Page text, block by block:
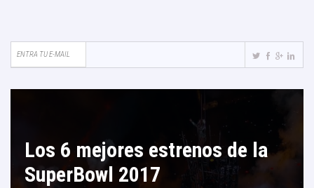
Los 6 mejores estrenos de la
SuperBowl 2017